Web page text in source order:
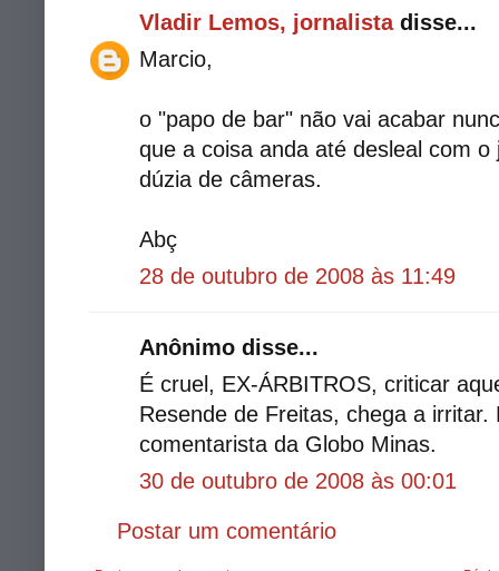
Vladir Lemos, jornalistadisse...
Marcio,
o "papo de bar" não vai acabar
que a coisa anda até desleal com
dúzia de câmeras.
Abç
28 de outubro de 2008 às 11:49
Anônimo disse...
É cruel, EX-ÁRBITROS, criticar
Resende de Freitas, chega a
comentarista da Globo Minas.
30 de outubro de 2008 às 00:01
Postar um comentário